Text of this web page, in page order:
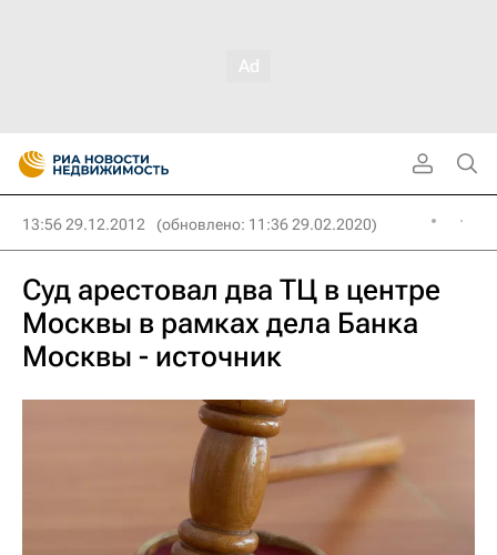
13:56 29.12.2012 (обновлено: 11:36 29.02.2020)
Суд арестовал два ТЦ в центре
Москвы в рамках дела Банка
Москвы - источник